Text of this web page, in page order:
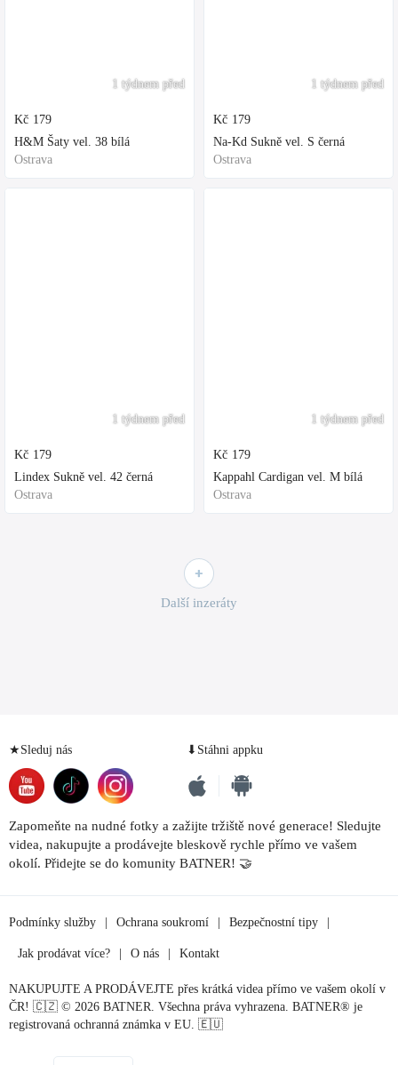
1 týdnem před
Kč 179
H&M Šaty vel. 38 bílá
Ostrava
1 týdnem před
Kč 179
Lindex Sukně vel. 42 černá
Ostrava
1 týdnem před
Kč 179
Na-Kd Sukně vel. S černá
Ostrava
1 týdnem před
Kč 179
Kappahl Cardigan vel. M bílá
Ostrava
Další inzeráty
★Sleduj nás ⬇Stáhni appku
Zapomeňte na nudné fotky a zažijte tržiště nové generace! Sledujte
videa, nakupujte a prodávejte bleskově rychle přímo ve vašem
okolí. Přidejte se do komunity BATNER! 🤝
Podmínky služby Ochrana soukromí Bezpečnostní tipy
Jak prodávat více? O nás Kontakt
NAKUPUJTE A PRODÁVEJTE přes krátká videa přímo ve vašem okolí v
ČR! 🇨🇿 © 2026 BATNER. Všechna práva vyhrazena. BATNER® je
registrovaná ochranná známka v EU. 🇪🇺